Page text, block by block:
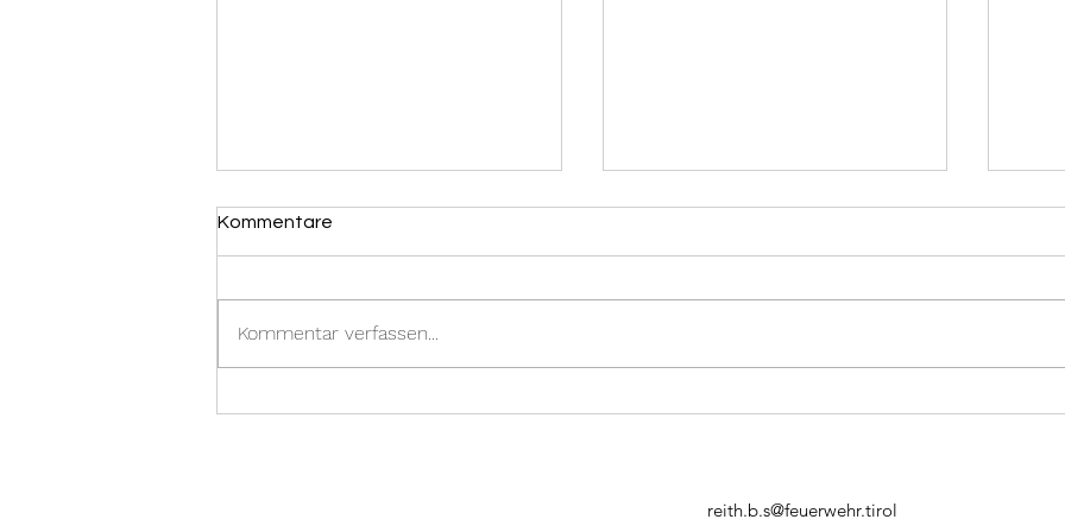
Kommentare
Kommentar verfassen...
reith.b.s@feuerwehr.tirol